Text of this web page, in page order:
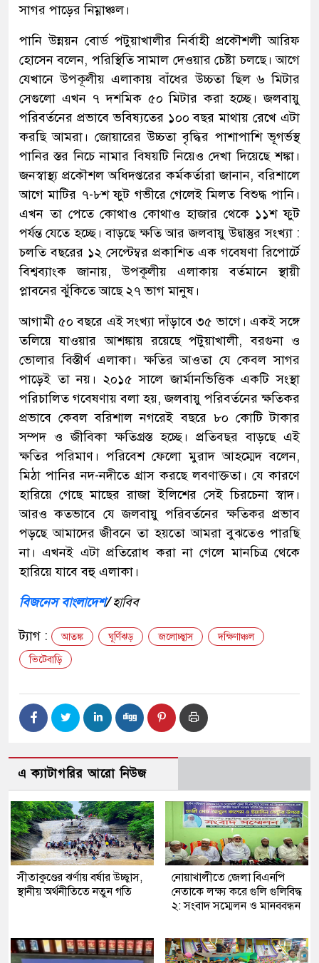
সাগর পাড়ের নিম্নাঞ্চল।
পানি উন্নয়ন বোর্ড পটুয়াখালীর নির্বাহী প্রকৌশলী আরিফ
হোসেন বলেন, পরিস্থিতি সামাল দেওয়ার চেষ্টা চলছে। আগে
যেখানে উপকূলীয় এলাকায় বাঁধের উচ্চতা ছিল ৬ মিটার
সেগুলো এখন ৭ দশমিক ৫০ মিটার করা হচ্ছে। জলবায়ু
পরিবর্তনের প্রভাবে ভবিষ্যতের ১০০ বছর মাথায় রেখে এটা
করছি আমরা। জোয়ারের উচ্চতা বৃদ্ধির পাশাপাশি ভূগর্ভস্থ
পানির স্তর নিচে নামার বিষয়টি নিয়েও দেখা দিয়েছে শঙ্কা।
জনস্বাস্থ্য প্রকৌশল অধিদপ্তরের কর্মকর্তারা জানান, বরিশালে
আগে মাটির ৭-৮শ ফুট গভীরে গেলেই মিলত বিশুদ্ধ পানি।
এখন তা পেতে কোথাও কোথাও হাজার থেকে ১১শ ফুট
পর্যন্ত যেতে হচ্ছে। বাড়ছে ক্ষতি আর জলবায়ু উদ্বাস্তুর সংখ্যা :
চলতি বছরের ১২ সেপ্টেম্বর প্রকাশিত এক গবেষণা রিপোর্টে
বিশ্বব্যাংক জানায়, উপকূলীয় এলাকায় বর্তমানে স্থায়ী
প্লাবনের ঝুঁকিতে আছে ২৭ ভাগ মানুষ।
আগামী ৫০ বছরে এই সংখ্যা দাঁড়াবে ৩৫ ভাগে। একই সঙ্গে
তলিয়ে যাওয়ার আশঙ্কায় রয়েছে পটুয়াখালী, বরগুনা ও
ভোলার বিস্তীর্ণ এলাকা। ক্ষতির আওতা যে কেবল সাগর
পাড়েই তা নয়। ২০১৫ সালে জার্মানভিত্তিক একটি সংস্থা
পরিচালিত গবেষণায় বলা হয়, জলবায়ু পরিবর্তনের ক্ষতিকর
প্রভাবে কেবল বরিশাল নগরেই বছরে ৮০ কোটি টাকার
সম্পদ ও জীবিকা ক্ষতিগ্রস্ত হচ্ছে। প্রতিবছর বাড়ছে এই
ক্ষতির পরিমাণ। পরিবেশ ফেলো মুরাদ আহম্মেদ বলেন,
মিঠা পানির নদ-নদীতে গ্রাস করছে লবণাক্ততা। যে কারণে
হারিয়ে গেছে মাছের রাজা ইলিশের সেই চিরচেনা স্বাদ।
আরও কতভাবে যে জলবায়ু পরিবর্তনের ক্ষতিকর প্রভাব
পড়ছে আমাদের জীবনে তা হয়তো আমরা বুঝতেও পারছি
না। এখনই এটা প্রতিরোধ করা না গেলে মানচিত্র থেকে
হারিয়ে যাবে বহু এলাকা।
বিজনেস বাংলাদেশ/হাবিব
ট্যাগ : আতঙ্ক ঘূর্ণিঝড় জলোচ্ছ্বাস
দক্ষিণাঞ্চল
ভিটেবাড়ি
এ ক্যাটাগরির আরো নিউজ
সীতাকুণ্ডের ঝর্ণায় বর্ষার উচ্ছ্বাস,
স্থানীয় অর্থনীতিতে নতুন গতি
নোয়াখালীতে জেলা বিএনপি
নেতাকে লক্ষ্য করে গুলি গুলিবিদ্ধ
২: সংবাদ সম্মেলন ও মানববন্ধন